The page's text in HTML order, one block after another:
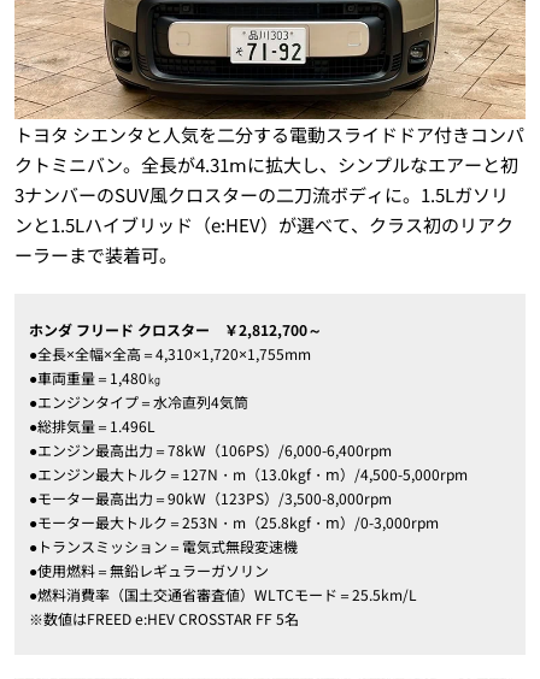
トヨタ シエンタと人気を二分する電動スライドドア付きコンパ
クトミニバン。全長が4.31ⅿに拡大し、シンプルなエアーと初
3ナンバーのSUV風クロスターの二刀流ボディに。1.5Lガソリ
ンと1.5Lハイブリッド（e:HEV）が選べて、クラス初のリアク
ーラーまで装着可。
ホンダ フリード クロスター ￥2,812,700～
●全長×全幅×全高＝4,310×1,720×1,755mm
●車両重量＝1,480㎏
●エンジンタイプ＝水冷直列4気筒
●総排気量＝1.496L
●エンジン最高出力＝78kW（106PS）/6,000-6,400rpm
●エンジン最大トルク＝127N・m（13.0kgf・ⅿ）/4,500-5,000rpm
●モーター最高出力＝90kW（123PS）/3,500-8,000rpm
●モーター最大トルク＝253N・m（25.8kgf・ⅿ）/0-3,000rpm
●トランスミッション＝電気式無段変速機
●使用燃料＝無鉛レギュラーガソリン
●燃料消費率（国土交通省審査値）WLTCモード＝25.5km/L
※数値はFREED e:HEV CROSSTAR FF 5名